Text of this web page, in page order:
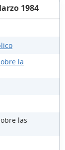
1984
la
las